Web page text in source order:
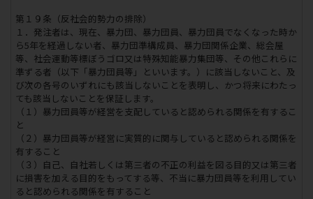
第１９条（反社会的勢力の排除）
１．発注者は、現在、暴力団、暴力団員、暴力団員でなくなった時か
ら5年を経過しない者、暴力団準構成員、暴力団関係企業、総会屋
等、社会運動等標ぼうゴロ又は特殊知能暴力集団等、その他これらに
準ずる者（以下「暴力団員等」といいます。）に該当しないこと、及
び次の各号のいずれにも該当しないことを表明し、かつ将来にわたっ
ても該当しないことを保証します。
（１）暴力団員等が経営を支配していると認められる関係を有するこ
と
（２）暴力団員等が経営に実質的に関与していると認められる関係を
有すること
（３）自己、自社若しくは第三者の不正の利益を図る目的又は第三者
に損害を加える目的をもってする等、不当に暴力団員等を利用してい
ると認められる関係を有すること